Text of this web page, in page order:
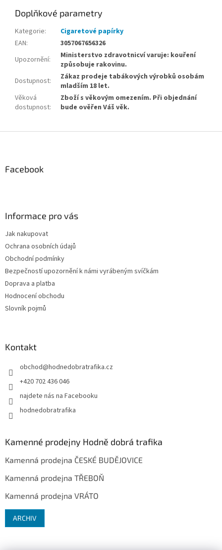
Doplňkové parametry
Kategorie:
Cigaretové papírky
EAN:
3057067656326
Upozornění:
Ministerstvo zdravotnicví varuje: kouření
způsobuje rakovinu.
Dostupnost:
Zákaz prodeje tabákových výrobků osobám
mladším 18 let.
Věková
dostupnost:
Zboží s věkovým omezením. Při objednání
bude ověřen Váš věk.
Facebook
Informace pro vás
Jak nakupovat
Ochrana osobních údajů
Obchodní podmínky
Bezpečností upozornění k námi vyrábeným svíčkám
Doprava a platba
Hodnocení obchodu
Slovník pojmů
Kontakt
obchod@hodnedobratrafika.cz
+420 702 436 046
najdete nás na Facebooku
hodnedobratrafika
Kamenné prodejny Hodně dobrá trafika
Kamenná prodejna ČESKÉ BUDĚJOVICE
Kamenná prodejna TŘEBOŇ
Kamenná prodejna VRÁTO
ARCHIV